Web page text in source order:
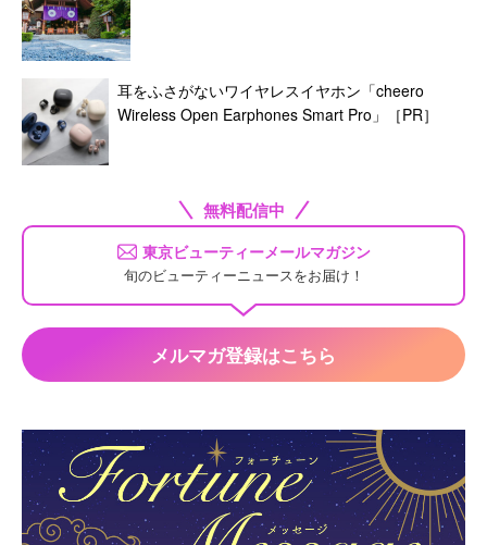
耳をふさがないワイヤレスイヤホン「cheero
Wireless Open Earphones Smart Pro」［PR］
無料配信中
東京ビューティーメールマガジン
旬のビューティーニュースをお届け！
メルマガ登録はこちら